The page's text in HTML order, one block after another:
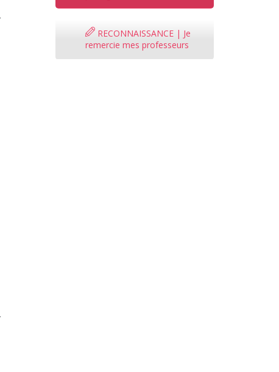
RECONNAISSANCE | Je
remercie mes professeurs